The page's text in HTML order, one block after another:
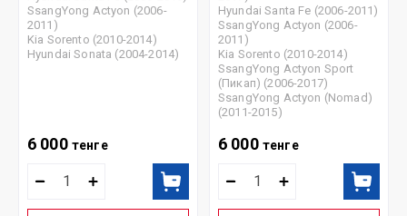
SsangYong Actyon (2006-
2011)
Kia Sorento (2010-2014)
Hyundai Sonata (2004-2014)
6 000 тенге
Hyundai Santa Fe (2006-2011)
SsangYong Actyon (2006-
2011)
Kia Sorento (2010-2014)
SsangYong Actyon Sport
(Пикап) (2006-2017)
SsangYong Actyon (Nomad)
(2011-2015)
6 000 тенге